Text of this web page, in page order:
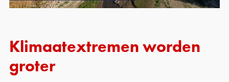
Klimaatextremen worden
groter